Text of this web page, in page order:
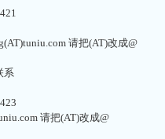
请把(AT)改成@
系
请把(AT)改成@